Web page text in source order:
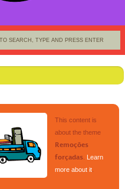
This content is
about the theme
Remoções
forçadas
Learn
more about it